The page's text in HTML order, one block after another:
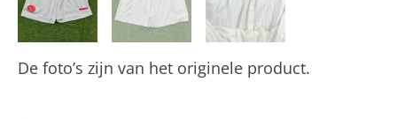
De foto’s zijn van het originele product.